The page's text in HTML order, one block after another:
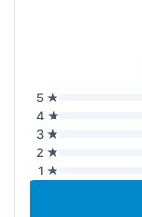
5 ★
4 ★
3 ★
2 ★
1 ★